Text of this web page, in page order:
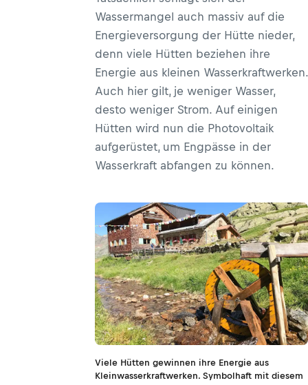
Wassermangel auch massiv auf die
Energieversorgung der Hütte nieder,
denn viele Hütten beziehen ihre
Energie aus kleinen Wasserkraftwerken.
Auch hier gilt, je weniger Wasser,
desto weniger Strom. Auf einigen
Hütten wird nun die Photovoltaik
aufgerüstet, um Engpässe in der
Wasserkraft abfangen zu können.
Viele Hütten gewinnen ihre Energie aus
Kleinwasserkraftwerken. Symbolhaft mit diesem